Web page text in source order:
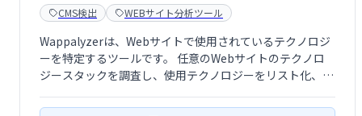
CMS検出 WEBサイト分析ツール
Wappalyzerは、Webサイトで使用されているテクノロジ
ーを特定するツールです。 任意のWebサイトのテクノロ
ジースタックを調査し、使用テクノロジーをリスト化、企
析、競合調査などに活用可能です。